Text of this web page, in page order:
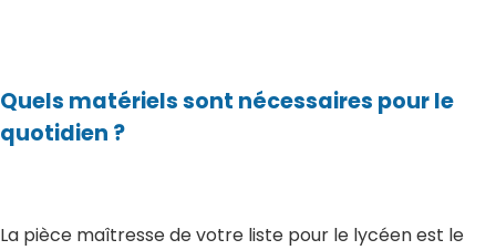
Quels matériels sont nécessaires pour le
quotidien ?
La pièce maîtresse de votre liste pour le lycéen est le